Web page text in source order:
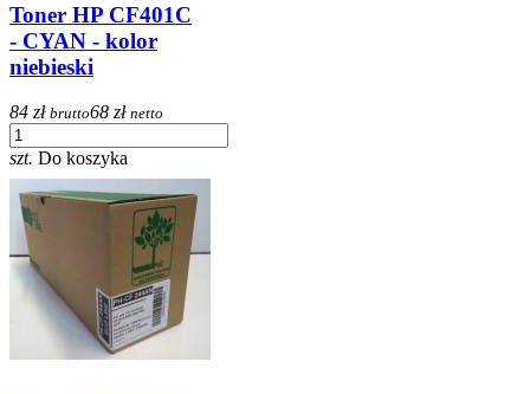
Toner HP CF401C
- CYAN - kolor
niebieski
84 zł brutto68 zł netto
szt. Do koszyka